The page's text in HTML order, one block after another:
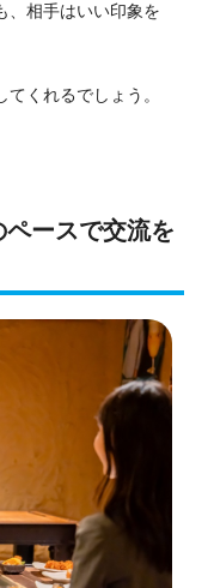
、相手はいい印象を
くれるでしょう。
ースで交流を